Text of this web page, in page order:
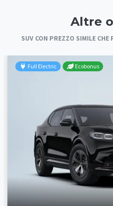
Altre
SUV CON PREZZO SIMILE
Full Electric Ecobonus